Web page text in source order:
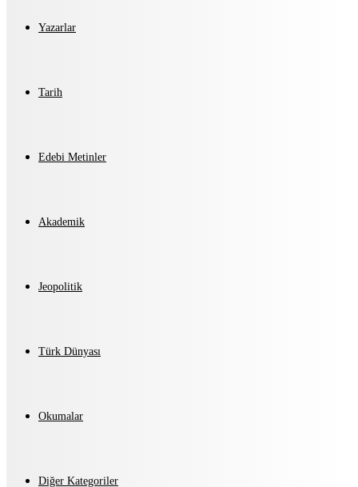
Yazarlar
Tarih
Edebi Metinler
Akademik
Jeopolitik
Türk Dünyası
Okumalar
Diğer Kategoriler